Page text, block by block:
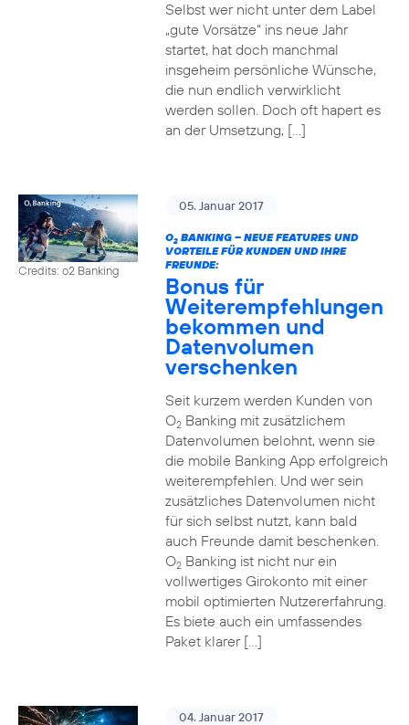
Selbst wer nicht unter dem Label
„gute Vorsätze“ ins neue Jahr
startet, hat doch manchmal
insgeheim persönliche Wünsche,
die nun endlich verwirklicht
werden sollen. Doch oft hapert es
an der Umsetzung, […]
Credits: o2 Banking
05. Januar 2017
O2BANKING – NEUE FEATURES UND
VORTEILE FÜR KUNDEN UND IHRE
FREUNDE:
Bonus für
Weiterempfehlungen
bekommen und
Datenvolumen
verschenken
Seit kurzem werden Kunden von
O2Banking mit zusätzlichem
Datenvolumen belohnt, wenn sie
die mobile Banking App erfolgreich
weiterempfehlen. Und wer sein
zusätzliches Datenvolumen nicht
für sich selbst nutzt, kann bald
auch Freunde damit beschenken.
O2Banking ist nicht nur ein
vollwertiges Girokonto mit einer
mobil optimierten Nutzererfahrung.
Es biete auch ein umfassendes
Paket klarer […]
04. Januar 2017